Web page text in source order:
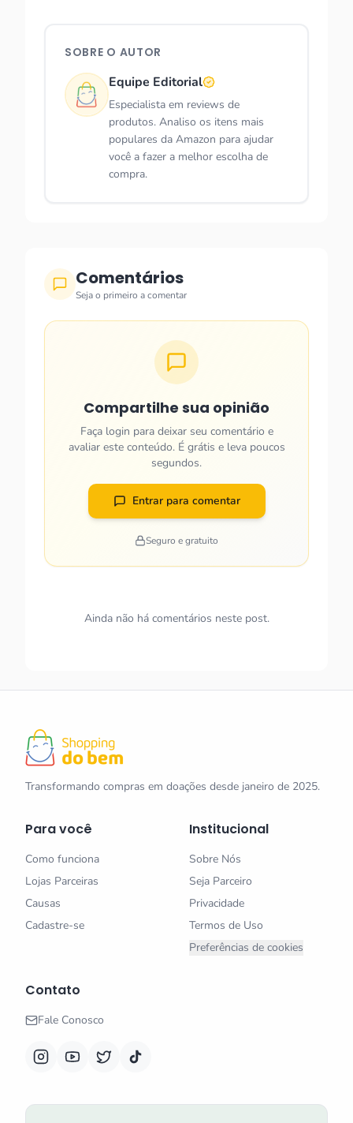
SOBRE O AUTOR
Equipe Editorial
Especialista em reviews de
produtos. Analiso os itens mais
populares da Amazon para ajudar
você a fazer a melhor escolha de
compra.
Comentários
Seja o primeiro a comentar
Compartilhe sua opinião
Faça login para deixar seu comentário e
avaliar este conteúdo. É grátis e leva poucos
segundos.
Entrar para comentar
Seguro e gratuito
Ainda não há comentários neste post.
Transformando compras em doações desde janeiro de 2025.
Para você
Como funciona
Lojas Parceiras
Causas
Cadastre-se
Institucional
Sobre Nós
Seja Parceiro
Privacidade
Termos de Uso
Preferências de cookies
Contato
Fale Conosco